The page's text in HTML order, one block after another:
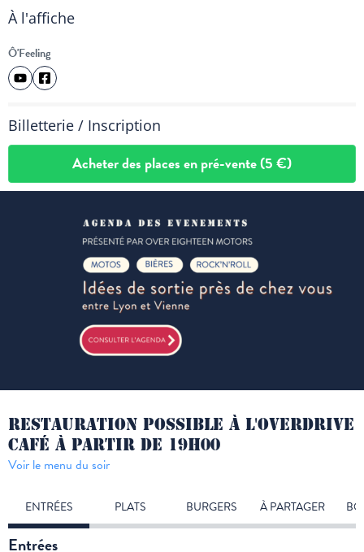
À l'affiche
Ô'Feeling
Billetterie / Inscription
Acheter des places en pré-vente (5 €)
RESTAURATION POSSIBLE À L'OVERDRIVE
CAFÉ À PARTIR DE 19H00
Voir le menu du soir
ENTRÉES PLATS BURGERS À PARTAGER
Entrées